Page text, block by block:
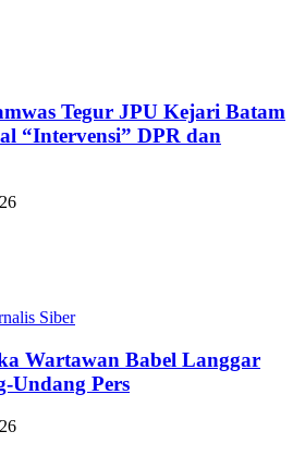
Tegur JPU Kejari Batam
“Intervensi” DPR dan
Siber
Wartawan Babel Langgar
Undang Pers